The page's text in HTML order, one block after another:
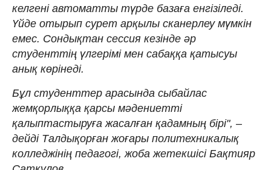
келгені автоматты түрде базаға енгізіледі.
Үйде отырып сурет арқылы сканерлеу мүмкін
емес. Сондықтан сессия кезінде әр
студенттің үлгерімі мен сабаққа қатысуы
анық көрінеді.
Бұл студенттер арасында сыбайлас
жемқорлыққа қарсы мәдениетті
қалыптастыруға жасалған қадамның бірі", –
дейді Талдықорған жоғары политехникалық
колледжінің педагогі, жоба жетекшісі Бақтияр